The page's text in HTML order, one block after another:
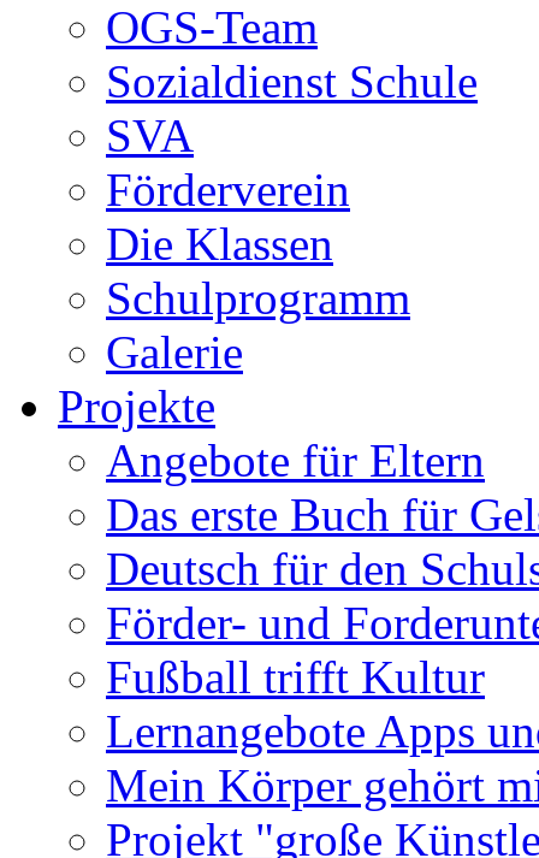
OGS-Team
Sozialdienst Schule
SVA
Förderverein
Die Klassen
Schulprogramm
Galerie
Projekte
Angebote für Eltern
Das erste Buch für
Deutsch für den
Förder- und
Fußball trifft Kultur
Lernangebote Apps
Mein Körper gehört
Projekt "große